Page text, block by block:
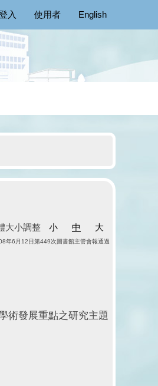
入 使用者 English
大小調整 小 中 大
年6月12日第449次圖書館主管會報通過
術發展重點之研究主題